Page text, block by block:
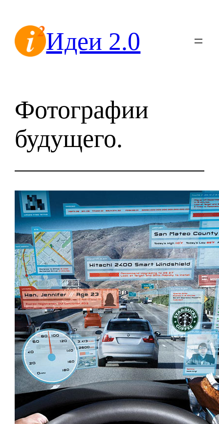
содержимомуИдеи 2.0
Фотографии
будущего.